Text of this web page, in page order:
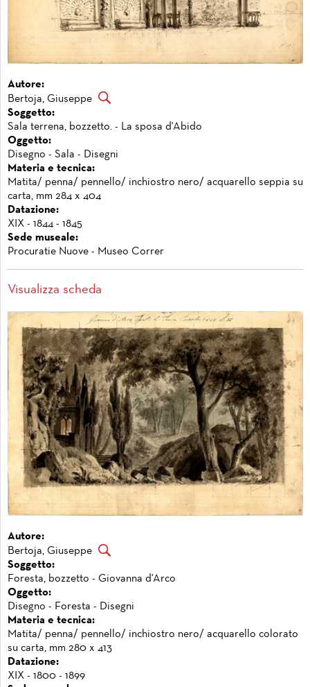
Autore:
Bertoja, Giuseppe
Soggetto:
Sala terrena, bozzetto. - La sposa d'Abido
Oggetto:
Disegno - Sala - Disegni
Materia e tecnica:
Matita/ penna/ pennello/ inchiostro nero/ acquarello seppia su
carta, mm 284 x 404
Datazione:
XIX - 1844 - 1845
Sede museale:
Procuratie Nuove - Museo Correr
Visualizza scheda
Autore:
Bertoja, Giuseppe
Soggetto:
Foresta, bozzetto - Giovanna d'Arco
Oggetto:
Disegno - Foresta - Disegni
Materia e tecnica:
Matita/ penna/ pennello/ inchiostro nero/ acquarello colorato
su carta, mm 280 x 413
Datazione:
XIX - 1800 - 1899